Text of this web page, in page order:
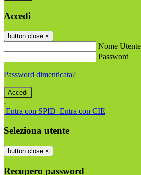
Accedi
button close ×
Nome Utente
Password
Password dimenticata?
-
Entra con SPID Entra con CIE
Seleziona utente
button close ×
Recupero password